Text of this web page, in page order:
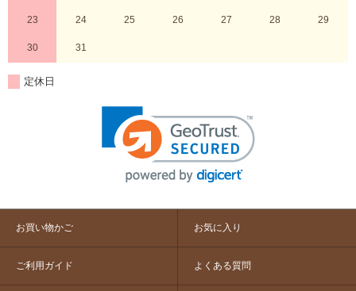
23 24 25 26 27 28 29
30 31
定休日
お買い物かご お気に入り
ご利用ガイド よくある質問